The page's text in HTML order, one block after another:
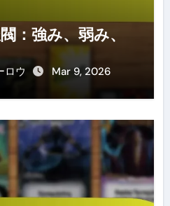
：強み、弱み、
ロウ Mar 9, 2026